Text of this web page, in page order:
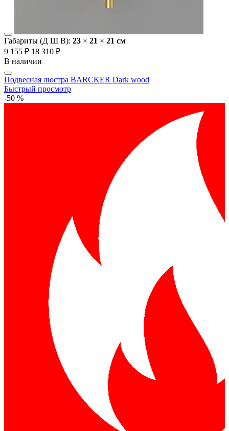
Габариты (Д Ш В): 23 × 21 × 21 cм
9 155 ₽ 18 310 ₽
В наличии
Подвесная люстра BARCKER Dark wood
Быстрый просмотр
-50 %